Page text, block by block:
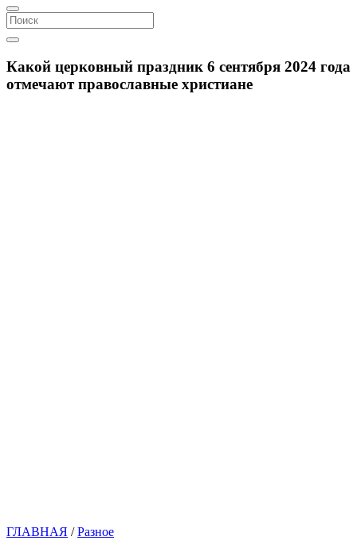
Какой церковный праздник 6 сентября 2024 года
отмечают православные христиане
ГЛАВНАЯ /Разное